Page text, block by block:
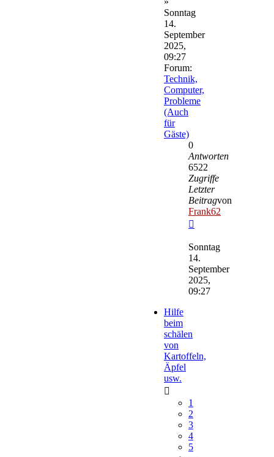
Sonntag
14.
September
2025,
09:27
Forum:
Technik,
Computer,
Probleme
(Auch
für
Gäste)
0
Antworten
6522
Zugriffe
Letzter
Beitragvon
Frank62
Beitrag
Sonntag
14.
September
2025,
09:27
Hilfe
beim
schälen
von
Kartoffeln,
Äpfel
usw.
1
2
3
4
5